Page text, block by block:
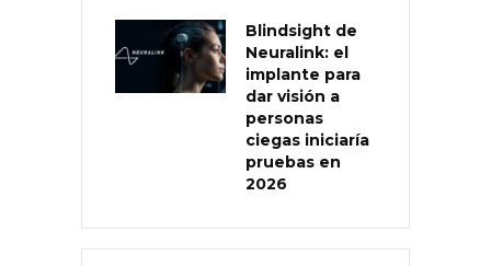
Blindsight de
Neuralink: el
implante para
dar visión a
personas
ciegas iniciaría
pruebas en
2026